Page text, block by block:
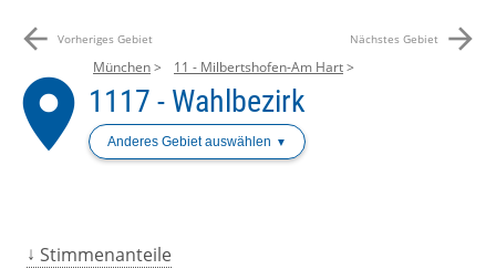
arrow_back Vorheriges Gebiet Nächstes Gebiet arrow_forward
place
München 11 - Milbertshofen-Am Hart
1117 - Wahlbezirk
Anderes Gebiet auswählen
Stimmenanteile